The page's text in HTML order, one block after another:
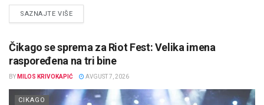
SAZNAJTE VIŠEDETAILS
Čikago se sprema za Riot Fest: Velika imena
raspoređena na tri bine
BY MILOS KRIVOKAPIĆ AVGUST 7, 2026
CIKAGO